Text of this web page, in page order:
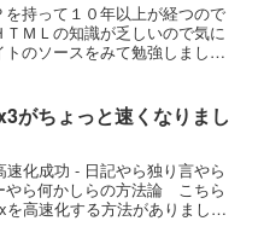
を持って１０年以上が経つので
ＴＭＬの知識が乏しいので気に
トのソースをみて勉強しまし
は「使えるツール」を紹介し
がちょっと速くなりまし
速化成功 - 日記やら独り言やら
やら何かしらの方法論 こちら
を高速化する方法がありました